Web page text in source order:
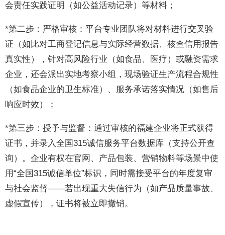
会责任实践证明（如公益活动记录）等材料；
*第二步：严格审核：平台专业团队将对材料进行交叉验
证（如比对工商登记信息与实际经营数据、核查信用报告
真实性），针对高风险行业（如食品、医疗）或融资需求
企业，还会派出实地考察小组，现场验证生产流程合规性
（如食品企业的卫生标准）、服务承诺落实情况（如售后
响应时效）；
*第三步：授予与监督：通过审核的福建企业将正式获得
证书，并录入全国315诚信服务平台数据库（支持公开查
询）。企业有权在官网、产品包装、营销物料等场景中使
用“全国315诚信单位”标识，同时需接受平台的年度复审
与社会监督——若出现重大失信行为（如产品质量事故、
虚假宣传），证书将被立即撤销。